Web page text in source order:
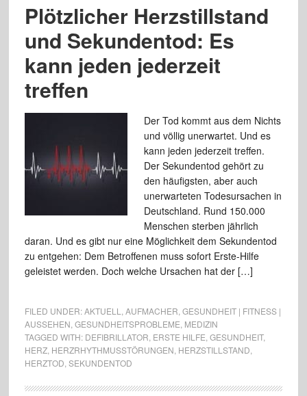
Plötzlicher Herzstillstand
und Sekundentod: Es
kann jeden jederzeit
treffen
Der Tod kommt aus dem Nichts
und völlig unerwartet. Und es
kann jeden jederzeit treffen.
Der Sekundentod gehört zu
den häufigsten, aber auch
unerwarteten Todesursachen in
Deutschland. Rund 150.000
Menschen sterben jährlich
daran. Und es gibt nur eine Möglichkeit dem Sekundentod
zu entgehen: Dem Betroffenen muss sofort Erste-Hilfe
geleistet werden. Doch welche Ursachen hat der […]
FILED UNDER:AKTUELL AUFMACHER GESUNDHEIT | FITNESS |
AUSSEHEN GESUNDHEITSPROBLEME MEDIZIN
TAGGED WITH: DEFIBRILLATOR ERSTE HILFE GESUNDHEIT,
HERZ, HERZRHYTHMUSSTÖRUNGEN HERZSTILLSTAND
HERZTOD SEKUNDENTOD